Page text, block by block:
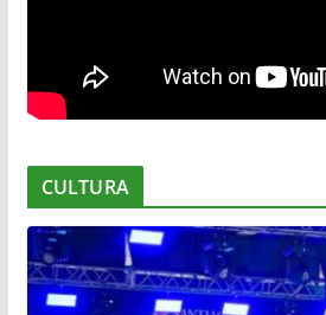
CULTURA